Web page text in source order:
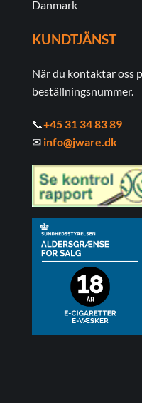
Danmark
KUNDTJÄNST
När du kontaktar oss
beställningsnummer.
📞+45 31 34 83 89
✉ info@jware.dk